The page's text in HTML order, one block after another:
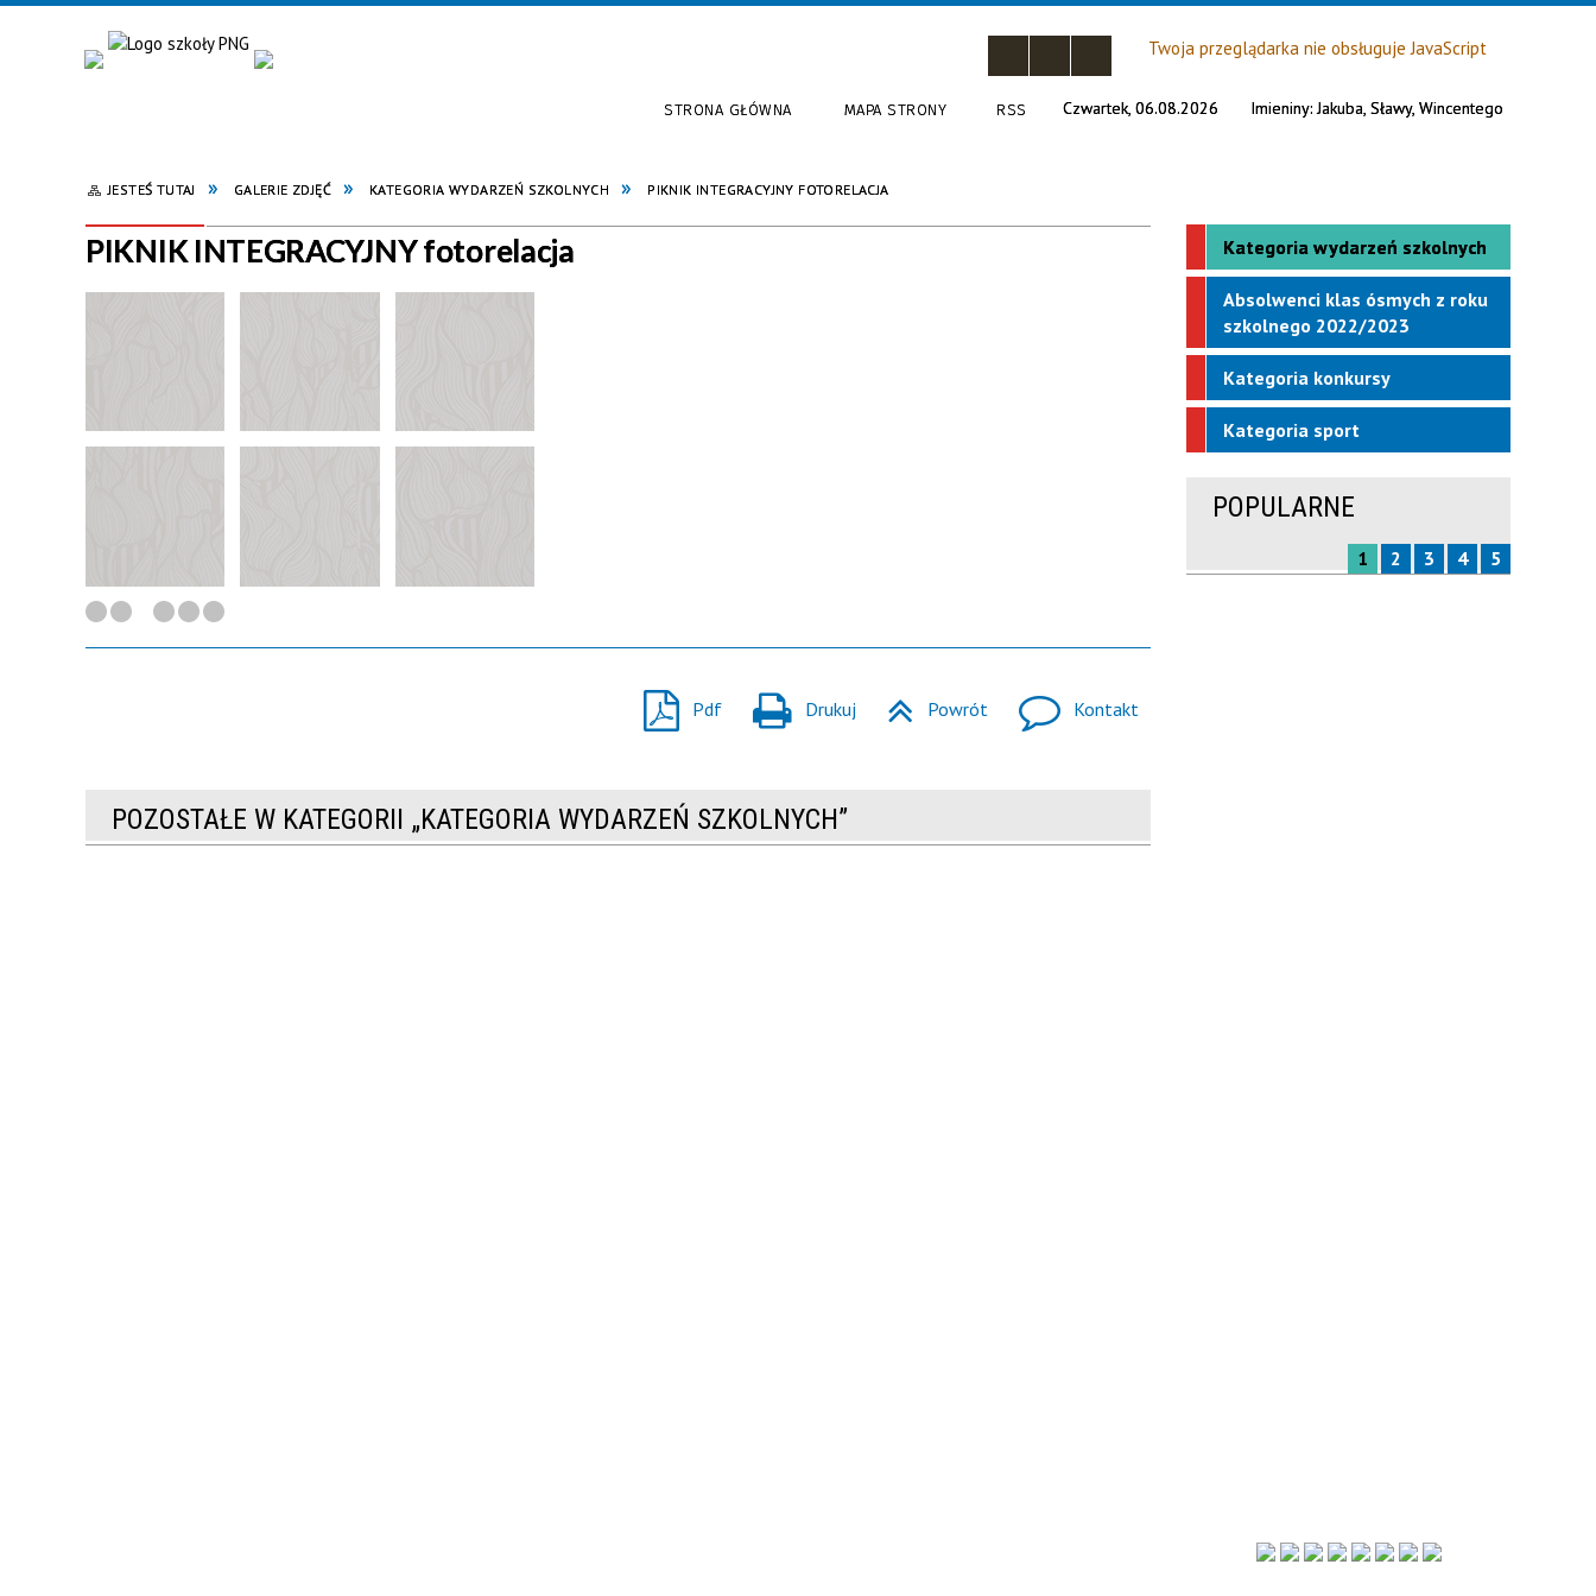
Twoja przeglądarka nie obsługuje JavaScript
STRONA GŁÓWNA MAPA STRONY RSS Czwartek, 06.08.2026 Imieniny: Jakuba, Sławy, Wincentego
JESTEŚ TUTAJ GALERIE ZDJĘĆ KATEGORIA WYDARZEŃ SZKOLNYCH PIKNIK INTEGRACYJNY FOTORELACJA
PIKNIK INTEGRACYJNY fotorelacja
Pdf Drukuj Powrót Kontakt
POZOSTAŁE W KATEGORII „KATEGORIA WYDARZEŃ SZKOLNYCH”
Kategoria wydarzeń szkolnych
Absolwenci klas ósmych z roku
szkolnego 2022/2023
Kategoria konkursy
Kategoria sport
POPULARNE
1 2 3 4 5